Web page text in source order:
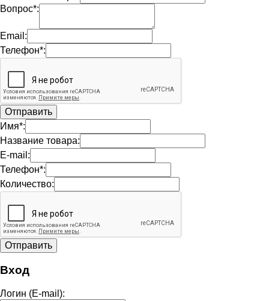
Вопрос*:
Email:
Телефон*:
Имя*:
Название товара:
E-mail:
Телефон*:
Количество:
Вход
Логин (E-mail):